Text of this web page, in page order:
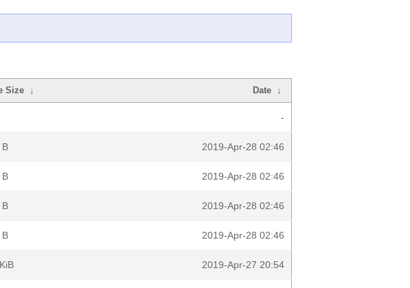
Size ↓ Date ↓
-
B 2019-Apr-28 02:46
B 2019-Apr-28 02:46
B 2019-Apr-28 02:46
B 2019-Apr-28 02:46
2019-Apr-27 20:54